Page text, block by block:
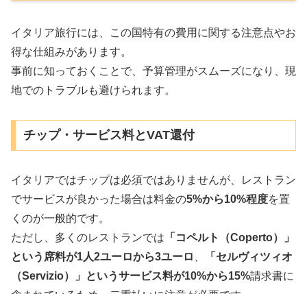
イタリア旅行には、この国特有の費用に関する注意点やお
得な仕組みがあります。
事前に知っておくことで、予算管理がスムーズになり、現
地でのトラブルも避けられます。
チップ・サービス料とVAT還付
イタリアではチップは必須ではありませんが、レストラン
でサービスが良かった場合は料金の5%から10%程度を置
くのが一般的です。
ただし、多くのレストランでは 「コペルト（Coperto）」
という席料が1人2ユーロから3ユーロ
「セルヴィツィオ
（Servizio）」というサービス料が10%から15%請求書に